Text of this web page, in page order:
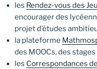
les Rendez-vous des
encourager des
projet d’études
la plateforme
des MOOCs, des
les Correspondances